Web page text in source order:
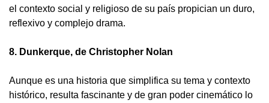
el contexto social y religioso de su país propician un duro,
reflexivo y complejo drama.
8. Dunkerque, de Christopher Nolan
Aunque es una historia que simplifica su tema y contexto
histórico, resulta fascinante y de gran poder cinemático lo